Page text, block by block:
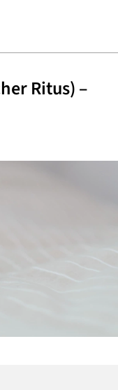
Ritus) –